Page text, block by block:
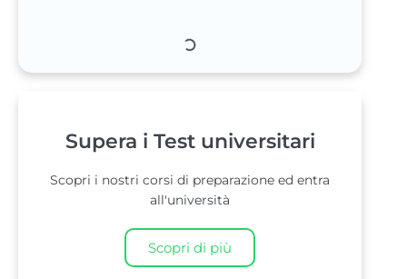
Supera i Test universitari
Scopri i nostri corsi di preparazione ed entra
all'università
Scopri di più